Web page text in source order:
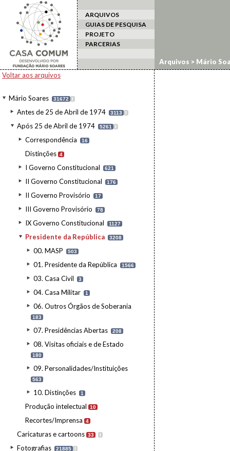
ARQUIVOS
GUIAS DE PESQUISA
PROJETO
PARCERIAS
Voltar aos arquivos
Mário Soares 31672 I
Antes de 25 de Abril de 1974 3113 I
Após 25 de Abril de 1974 5261 I
Correspondência 16
Distinções 4
I Governo Constitucional 621
II Governo Constitucional 176
II Governo Provisório 17
III Governo Provisório 78
IX Governo Constitucional 1127
Presidente da República 3208
00. MASP 503
01. Presidente da República 1566
03. Casa Civil 3
04. Casa Militar 1
06. Outros Órgãos de Soberania
183
07. Presidências Abertas 208
08. Visitas oficiais e de Estado
180
09. Personalidades/Instituições
563
10. Distinções 1
Produção intelectual 10
Recortes/Imprensa 4
Caricaturas e cartoons 33 I
Fotografias 21885 I
Arquivos > Mário